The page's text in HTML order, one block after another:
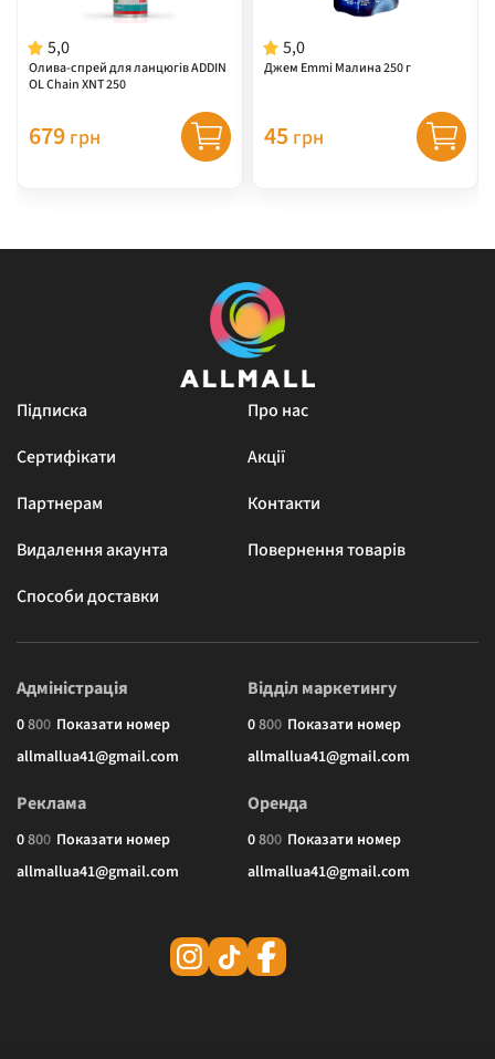
5,0
Олива-спрей для ланцюгів ADDIN
OL Chain XNT 250
679 грн
5,0
Джем Emmi Малина 250 г
45 грн
Підписка
Про нас
Сертифікати
Акції
Партнерам
Контакти
Видалення акаунта
Повернення товарів
Способи доставки
Адміністрація
0800 Показати номер
allmallua41@gmail.com
Відділ маркетингу
0800 Показати номер
allmallua41@gmail.com
Реклама
0800 Показати номер
allmallua41@gmail.com
Оренда
0800 Показати номер
allmallua41@gmail.com